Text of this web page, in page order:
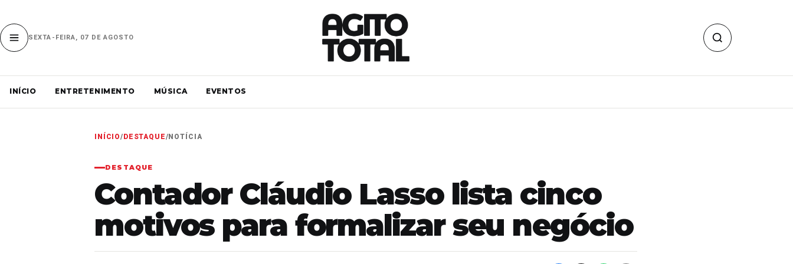
SEXTA-FEIRA, 07 DE AGOSTO
INÍCIO ENTRETENIMENTO MÚSICA EVENTOS
INÍCIO/ DESTAQUE/ NOTÍCIA
DESTAQUE
Contador Cláudio Lasso lista cinco
motivos para formalizar seu negócio